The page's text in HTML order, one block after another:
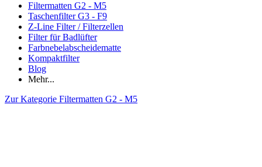
Filtermatten G2 - M5
Taschenfilter G3 - F9
Z-Line Filter / Filterzellen
Filter für Badlüfter
Farbnebelabscheidematte
Kompaktfilter
Blog
Mehr...
Zur Kategorie Filtermatten G2 - M5